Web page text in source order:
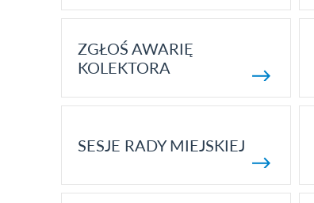
ZGŁOŚ AWARIĘ
KOLEKTORA
SESJE RADY MIEJSKIEJ